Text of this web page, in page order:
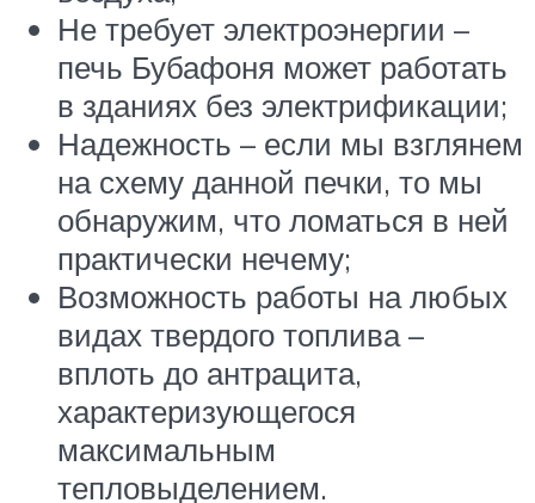
Не требует электроэнергии –
печь Бубафоня может работать
в зданиях без электрификации;
Надежность – если мы взглянем
на схему данной печки, то мы
обнаружим, что ломаться в ней
практически нечему;
Возможность работы на любых
видах твердого топлива –
вплоть до антрацита,
характеризующегося
максимальным
тепловыделением.